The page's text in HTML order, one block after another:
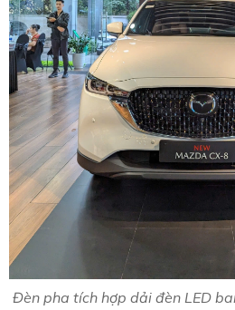
Đèn pha tích hợp dải đèn LED